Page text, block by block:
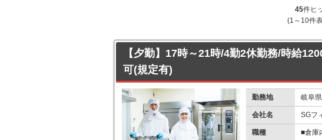
45件ヒ
(1～10件
【夕勤】17時～21時/4勤2休勤務/時給
可(規定有)
勤務地 岐阜
会社名 SGフ
職種 ■倉庫